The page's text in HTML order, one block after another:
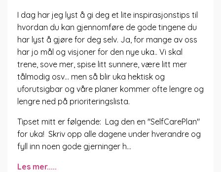
I dag har jeg lyst å gi deg et lite inspirasjonstips til
hvordan du kan gjennomføre de gode tingene du
har lyst å gjøre for deg selv. Ja, for mange av oss
har jo mål og visjoner for den nye uka.. Vi skal
trene, sove mer, spise litt sunnere, være litt mer
tålmodig osv... men så blir uka hektisk og
uforutsigbar og våre planer kommer ofte lengre og
lengre ned på prioriteringslista.
Tipset mitt er følgende: Lag den en "SelfCarePlan"
for uka! Skriv opp alle dagene under hverandre og
fyll inn noen gode gjerninger h...
Les mer.....